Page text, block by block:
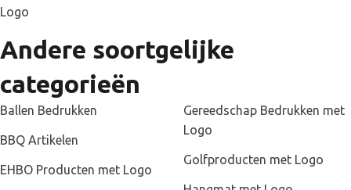
Logo
Andere soortgelijke
categorieën
Ballen Bedrukken
BBQ Artikelen
EHBO Producten met Logo
Gereedschap Bedrukken met
Logo
Golfproducten met Logo